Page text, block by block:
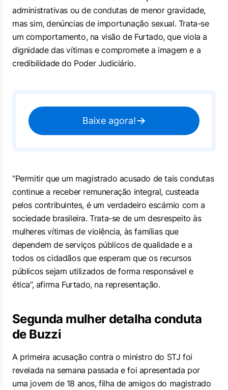
administrativas ou de condutas de menor gravidade,
mas sim, denúncias de importunação sexual. Trata-se
um comportamento, na visão de Furtado, que viola a
dignidade das vítimas e compromete a imagem e a
credibilidade do Poder Judiciário.
Baixe agora!
“Permitir que um magistrado acusado de tais condutas
continue a receber remuneração integral, custeada
pelos contribuintes, é um verdadeiro escárnio com a
sociedade brasileira. Trata-se de um desrespeito às
mulheres vítimas de violência, às famílias que
dependem de serviços públicos de qualidade e a
todos os cidadãos que esperam que os recursos
públicos sejam utilizados de forma responsável e
ética”, afirma Furtado, na representação.
Segunda mulher detalha conduta
de Buzzi
A primeira acusação contra o ministro do STJ foi
revelada na semana passada e foi apresentada por
uma jovem de 18 anos, filha de amigos do magistrado